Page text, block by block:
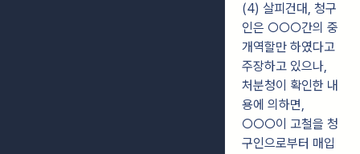
(4) 살피건대, 청구
인은 ○○○간의 중
개역할만 하였다고
주장하고 있으나,
처분청이 확인한 내
용에 의하면,
○○○이 고철을 청
구인으로부터 매입